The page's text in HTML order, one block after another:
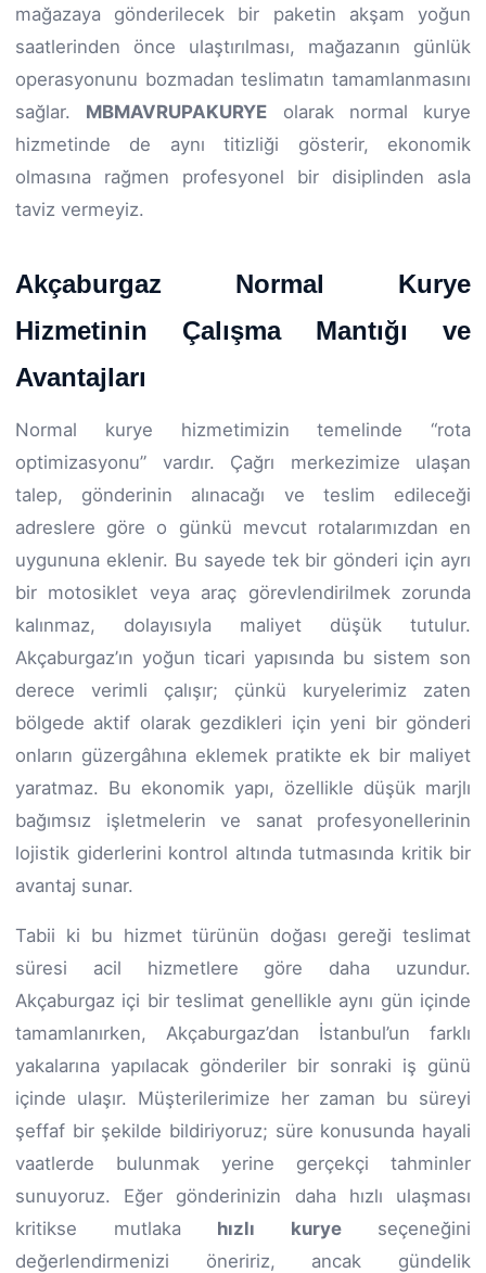
mağazaya gönderilecek bir paketin akşam yoğun
saatlerinden önce ulaştırılması, mağazanın günlük
operasyonunu bozmadan teslimatın tamamlanmasını
sağlar. MBMAVRUPAKURYE olarak normal kurye
hizmetinde de aynı titizliği gösterir, ekonomik
olmasına rağmen profesyonel bir disiplinden asla
taviz vermeyiz.
Akçaburgaz Normal Kurye
Hizmetinin Çalışma Mantığı ve
Avantajları
Normal kurye hizmetimizin temelinde “rota
optimizasyonu” vardır. Çağrı merkezimize ulaşan
talep, gönderinin alınacağı ve teslim edileceği
adreslere göre o günkü mevcut rotalarımızdan en
uygununa eklenir. Bu sayede tek bir gönderi için ayrı
bir motosiklet veya araç görevlendirilmek zorunda
kalınmaz, dolayısıyla maliyet düşük tutulur.
Akçaburgaz’ın yoğun ticari yapısında bu sistem son
derece verimli çalışır; çünkü kuryelerimiz zaten
bölgede aktif olarak gezdikleri için yeni bir gönderi
onların güzergâhına eklemek pratikte ek bir maliyet
yaratmaz. Bu ekonomik yapı, özellikle düşük marjlı
bağımsız işletmelerin ve sanat profesyonellerinin
lojistik giderlerini kontrol altında tutmasında kritik bir
avantaj sunar.
Tabii ki bu hizmet türünün doğası gereği teslimat
süresi acil hizmetlere göre daha uzundur.
Akçaburgaz içi bir teslimat genellikle aynı gün içinde
tamamlanırken, Akçaburgaz’dan İstanbul’un farklı
yakalarına yapılacak gönderiler bir sonraki iş günü
içinde ulaşır. Müşterilerimize her zaman bu süreyi
şeffaf bir şekilde bildiriyoruz; süre konusunda hayali
vaatlerde bulunmak yerine gerçekçi tahminler
sunuyoruz. Eğer gönderinizin daha hızlı ulaşması
kritikse mutlaka hızlı kuryeseçeneğini
değerlendirmenizi öneririz, ancak gündelik